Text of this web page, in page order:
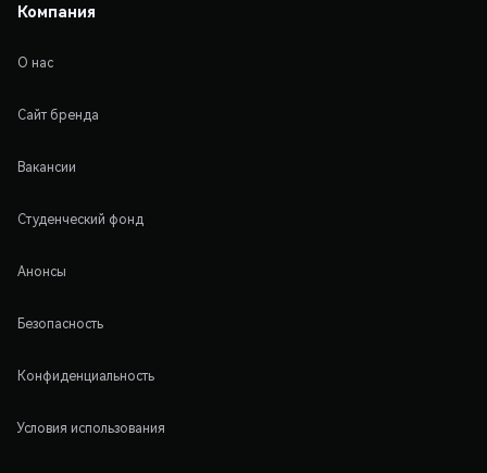
Компания
О нас
Сайт бренда
Вакансии
Студенческий фонд
Анонсы
Безопасность
Конфиденциальность
Условия использования